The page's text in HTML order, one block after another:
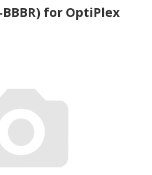
for OptiPlex